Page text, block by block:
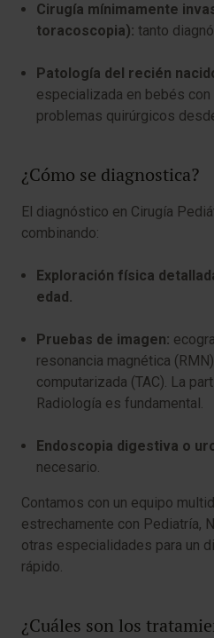
Cirugía mínimamente
toracoscopia): tanto
Patología del recién
especializada en bebés
problemas quirúrgicos
¿Cómo se diagnostica?
El diagnóstico en Cirugía
combinando:
Exploración física
edad.
Pruebas de imagen:
resonancia magnética
computarizada (TAC). La
Radiología es fundamental.
Endoscopia digestiva o
necesario.
Contamos con un equipo
estrechamente con Pediatría,
otras especialidades para un
rápido.
¿Cuáles son los